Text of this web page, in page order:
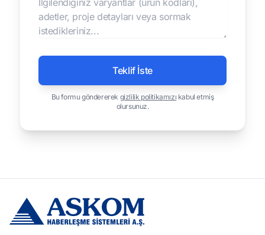
Teklif İste
Bu formu göndererek gizlilik politikamızı kabul etmiş
olursunuz.